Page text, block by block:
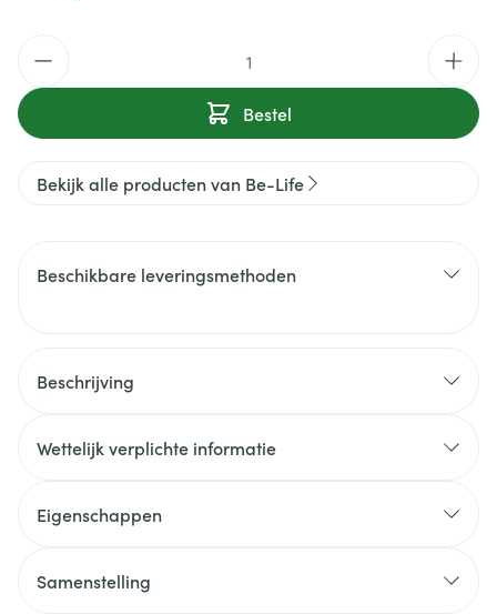
Bestel
Bekijk alle producten van Be-Life
Beschikbare leveringsmethoden
Beschrijving
Wettelijk verplichte informatie
Eigenschappen
Samenstelling